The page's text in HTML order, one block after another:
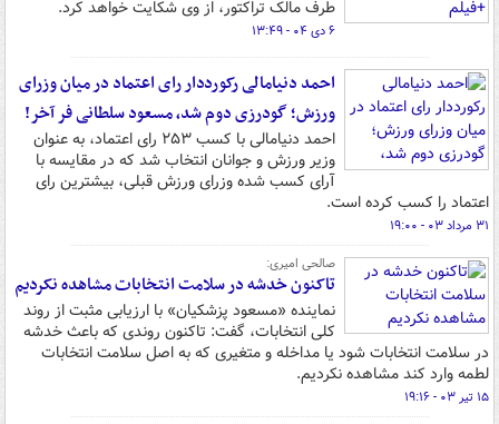
طرف مالک تراکتور، از وی شکایت خواهد کرد.
۶ دی ۰۴ - ۱۳:۴۹
احمد دنیامالی رکورددار رای اعتماد در میان وزرای
ورزش؛ گودرزی دوم شد، مسعود سلطانی فر آخر!
احمد دنیامالی با کسب ۲۵۳ رای اعتماد، به عنوان
وزیر ورزش و جوانان انتخاب شد که در مقایسه با
آرای کسب شده وزرای ورزش قبلی، بیشترین رای
اعتماد را کسب کرده است.
۳۱ مرداد ۰۳ - ۱۹:۰۰
صالحی امیری:
تاکنون خدشه در سلامت انتخابات مشاهده نکردیم
نماینده «مسعود پزشکیان» با ارزیابی مثبت از روند
کلی انتخابات، گفت: تاکنون روندی که باعث خدشه
در سلامت انتخابات شود یا مداخله و متغیری که به اصل سلامت انتخابات
لطمه وارد کند مشاهده نکردیم.
۱۵ تیر ۰۳ - ۱۹:۱۶